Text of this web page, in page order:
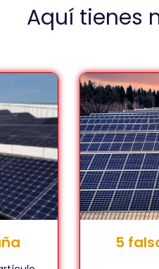
Aquí tienes
5